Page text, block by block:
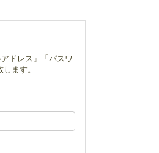
ドレス」「パスワ
ます。